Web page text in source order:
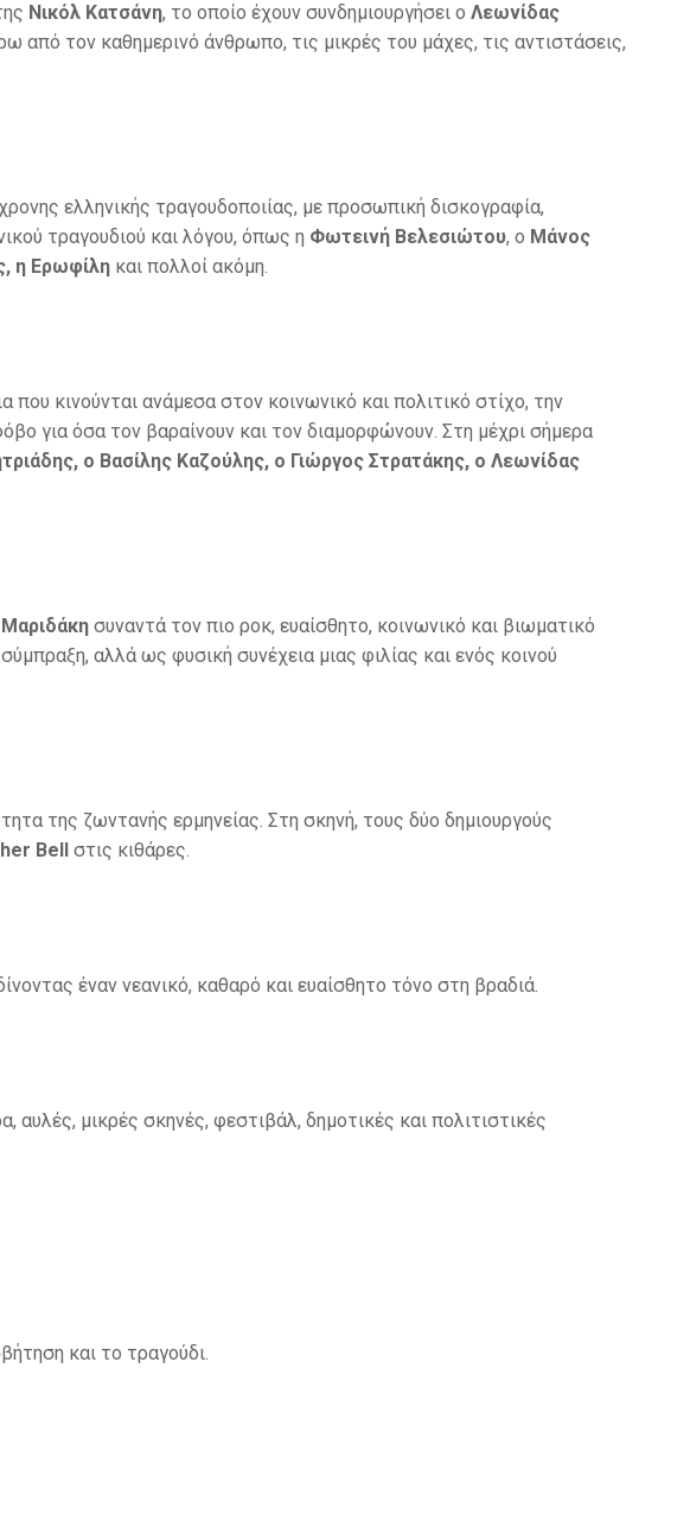
Νικόλ Κατσάνη, το οποίο έχουν συνδημιουργήσει ο Λεωνίδας
από τον καθημερινό άνθρωπο, τις μικρές του μάχες, τις αντιστάσεις,
ελληνικής τραγουδοποιίας, με προσωπική δισκογραφία,
τραγουδιού και λόγου, όπως η Φωτεινή Βελεσιώτου, ο Μάνος
η Ερωφίλη και πολλοί ακόμη.
κινούνται ανάμεσα στον κοινωνικό και πολιτικό στίχο, την
για όσα τον βαραίνουν και τον διαμορφώνουν. Στη μέχρι σήμερα
ο Βασίλης Καζούλης, ο Γιώργος Στρατάκης, ο Λεωνίδας
συναντά τον πιο ροκ, ευαίσθητο, κοινωνικό και βιωματικό
αλλά ως φυσική συνέχεια μιας φιλίας και ενός κοινού
της ζωντανής ερμηνείας. Στη σκηνή, τους δύο δημιουργούς
Bell στις κιθάρες.
έναν νεανικό, καθαρό και ευαίσθητο τόνο στη βραδιά.
αυλές, μικρές σκηνές, φεστιβάλ, δημοτικές και πολιτιστικές
και το τραγούδι.